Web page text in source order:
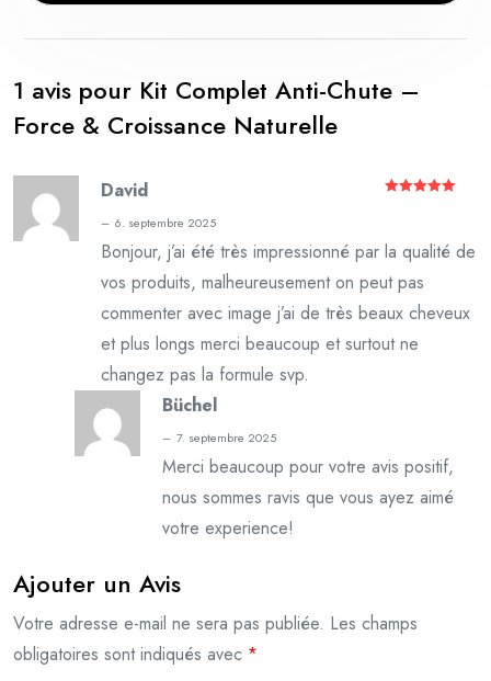
1 avis pour Kit Complet Anti-Chute –
Force & Croissance Naturelle
5
David
– 6. septembre 2025
Bonjour, j’ai été très impressionné par la qualité de
vos produits, malheureusement on peut pas
commenter avec image j’ai de très beaux cheveux
et plus longs merci beaucoup et surtout ne
changez pas la formule svp.
Büchel
– 7. septembre 2025
Merci beaucoup pour votre avis positif,
nous sommes ravis que vous ayez aimé
votre experience!
Ajouter un Avis
Votre adresse e-mail ne sera pas publiée. Les champs
obligatoires sont indiqués avec *